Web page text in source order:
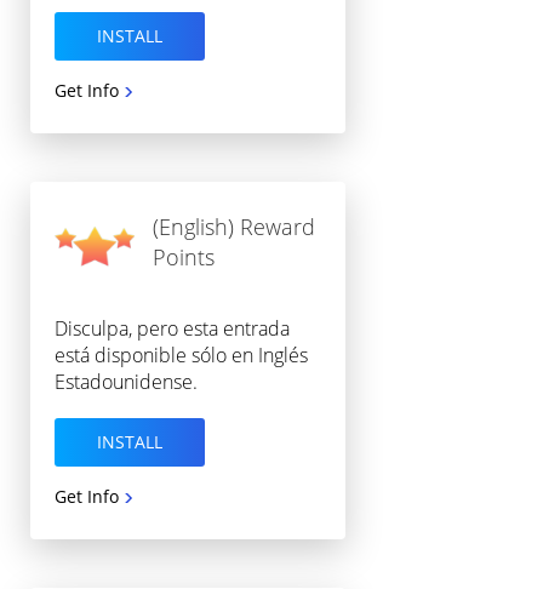
INSTALL
Get Info
(English) Reward
Points
Disculpa, pero esta entrada
está disponible sólo en Inglés
Estadounidense.
INSTALL
Get Info